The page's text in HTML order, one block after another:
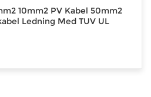
10mm2 PV Kabel 50mm2
Ledning Med TUV UL